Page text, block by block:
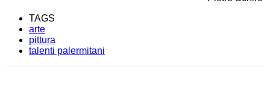
TAGS
arte
pittura
talenti palermitani